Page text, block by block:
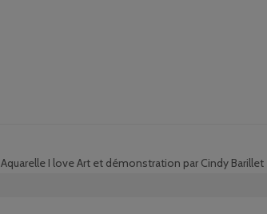
Aquarelle I love Art et démonstration par Cindy Barillet